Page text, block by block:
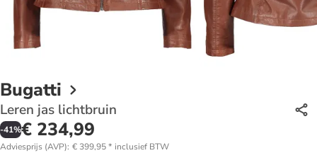
Bugatti
Leren jas lichtbruin
-41%€ 234,99
Adviesprijs (AVP): € 399,95* inclusief BTW